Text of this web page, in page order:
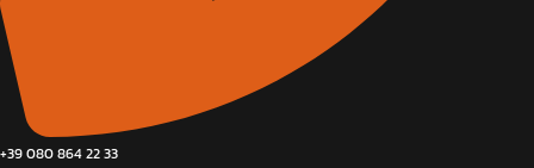
+39 080 864 22 33